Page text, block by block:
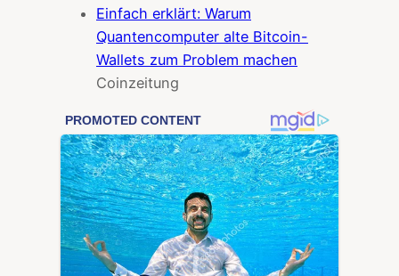
Einfach erklärt: Warum
Quantencomputer alte Bitcoin-
Wallets zum Problem machen
Coinzeitung